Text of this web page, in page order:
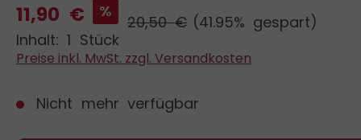
11,90 € %
20,50 € (41.95% gespart)
Inhalt:1 Stück
Preise inkl. MwSt. zzgl. Versandkosten
Nicht mehr verfügbar